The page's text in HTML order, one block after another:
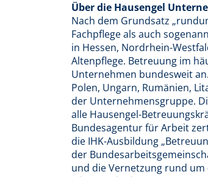
Über die Hausengel
Nach dem Grundsatz
Fachpflege als auch
in Hessen, Nordrhein-
Altenpflege. Betreuung im
Unternehmen bundesweit
Polen, Ungarn, Rumänien,
der Unternehmensgruppe.
alle Hausengel-
Bundesagentur für Arbeit
die IHK-Ausbildung
der
und die Vernetzung rund